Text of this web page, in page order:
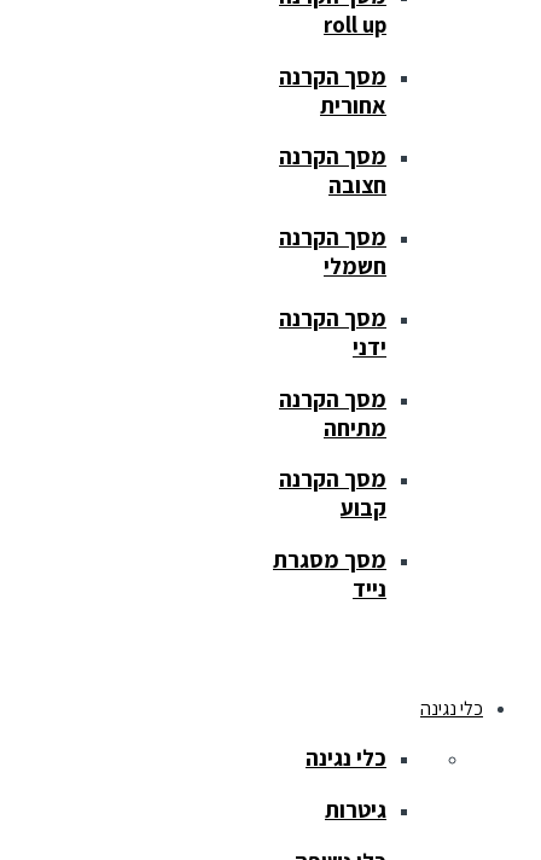
roll up
מסך הקרנה
אחורית
מסך הקרנה
חצובה
מסך הקרנה
חשמלי
מסך הקרנה
ידני
מסך הקרנה
מתיחה
מסך הקרנה
קבוע
מסך מסגרת
נייד
כלי נגינה
כלי נגינה
גיטרות